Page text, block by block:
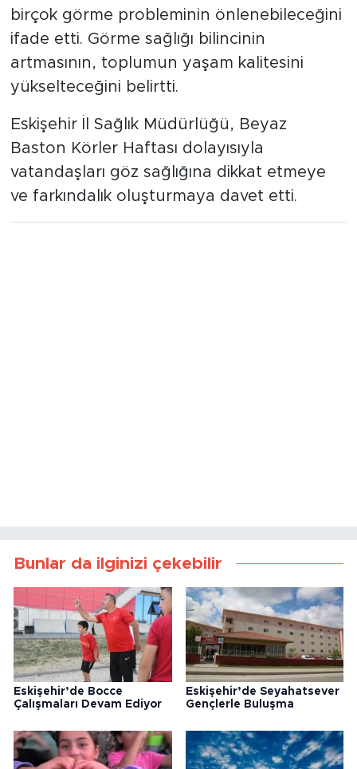
birçok görme probleminin önlenebileceğini
ifade etti. Görme sağlığı bilincinin
artmasının, toplumun yaşam kalitesini
yükselteceğini belirtti.
Eskişehir İl Sağlık Müdürlüğü, Beyaz
Baston Körler Haftası dolayısıyla
vatandaşları göz sağlığına dikkat etmeye
ve farkındalık oluşturmaya davet etti.
Bunlar da ilginizi çekebilir
Eskişehir’de Bocce
Çalışmaları Devam Ediyor
Eskişehir’de Seyahatsever
Gençlerle Buluşma